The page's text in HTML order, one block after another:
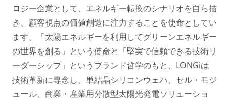
ロジー企業として、エネルギー転換のシナリオを自ら描
き、顧客視点の価値創造に注力することを使命としてい
ます。「太陽エネルギーを利用してグリーンエネルギー
の世界を創る」という使命と「堅実で信頼できる技術リ
ーダーシップ」というブランド哲学のもと、LONGiは
技術革新に専念し、単結晶シリコンウェハ、セル・モジ
ュール、商業・産業用分散型太陽光発電ソリューショ